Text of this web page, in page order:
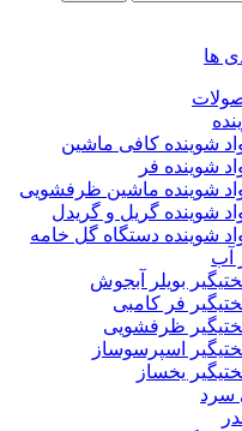
ها
شوینده کافی ماشین
شوینده فر
شوینده ماشین ظرفشویی
شوینده گریل و گریدل
شوینده دستگاه گل خامه
آب
بویلر آبجوش
فر کامبی
ظرفشویی
اسپرسوساز
یخساز
سرد